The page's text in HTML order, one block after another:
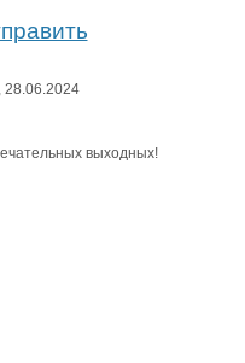
28.06.2024